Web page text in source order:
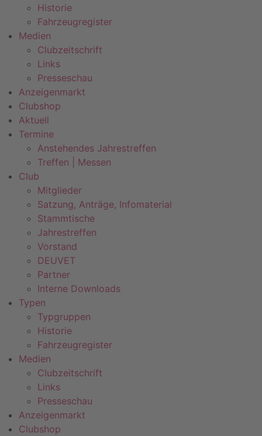
Historie
Fahrzeugregister
Medien
Clubzeitschrift
Links
Presseschau
Anzeigenmarkt
Clubshop
Aktuell
Termine
Anstehendes Jahrestreffen
Treffen | Messen
Club
Mitglieder
Satzung, Anträge, Infomaterial
Stammtische
Jahrestreffen
Vorstand
DEUVET
Partner
Interne Downloads
Typen
Typgruppen
Historie
Fahrzeugregister
Medien
Clubzeitschrift
Links
Presseschau
Anzeigenmarkt
Clubshop